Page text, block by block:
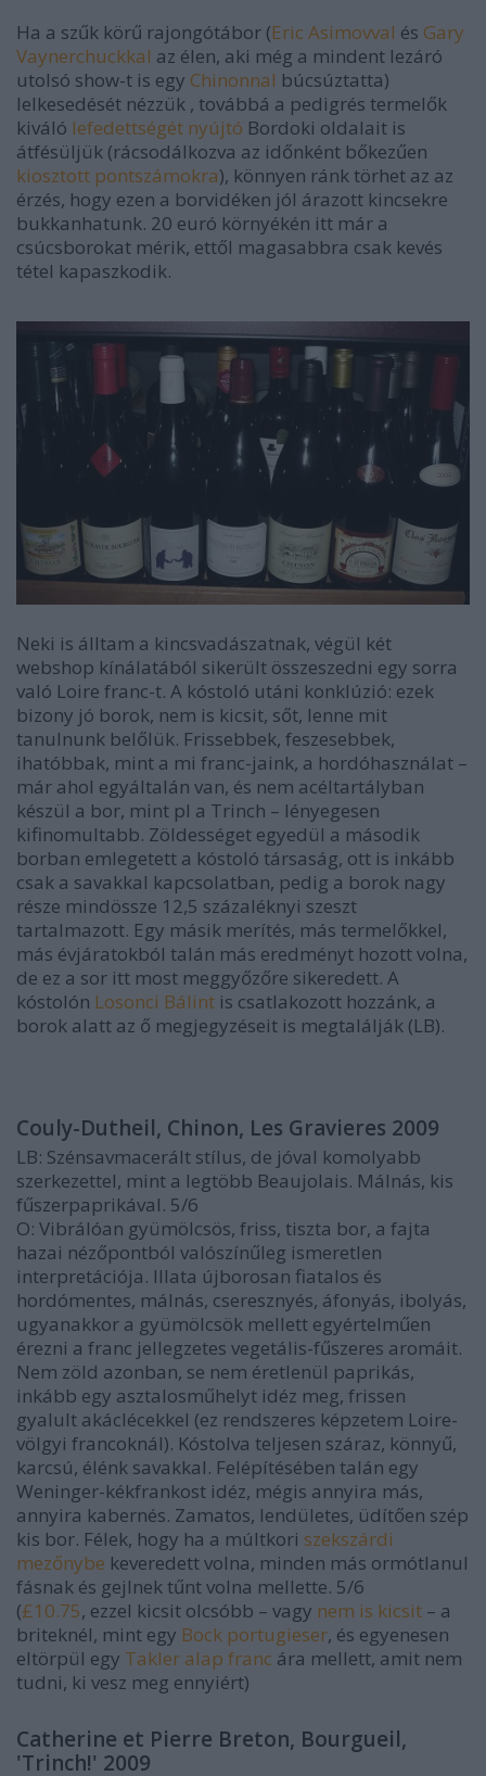
Ha a szűk körű rajongótábor (Eric Asimovval és Gary
Vaynerchuckkal az élen, aki még a mindent lezáró
utolsó show-t is egy Chinonnal búcsúztatta)
lelkesedését nézzük , továbbá a pedigrés termelők
kiváló lefedettségét nyújtó Bordoki oldalait is
átfésüljük (rácsodálkozva az időnként bőkezűen
kiosztott pontszámokra), könnyen ránk törhet az az
érzés, hogy ezen a borvidéken jól árazott kincsekre
bukkanhatunk. 20 euró környékén itt már a
csúcsborokat mérik, ettől magasabbra csak kevés
tétel kapaszkodik.
Neki is álltam a kincsvadászatnak, végül két
webshop kínálatából sikerült összeszedni egy sorra
való Loire franc-t. A kóstoló utáni konklúzió: ezek
bizony jó borok, nem is kicsit, sőt, lenne mit
tanulnunk belőlük. Frissebbek, feszesebbek,
ihatóbbak, mint a mi franc-jaink, a hordóhasználat –
már ahol egyáltalán van, és nem acéltartályban
készül a bor, mint pl a Trinch – lényegesen
kifinomultabb. Zöldességet egyedül a második
borban emlegetett a kóstoló társaság, ott is inkább
csak a savakkal kapcsolatban, pedig a borok nagy
része mindössze 12,5 százaléknyi szeszt
tartalmazott. Egy másik merítés, más termelőkkel,
más évjáratokból talán más eredményt hozott volna,
de ez a sor itt most meggyőzőre sikeredett. A
kóstolón Losonci Bálint is csatlakozott hozzánk, a
borok alatt az ő megjegyzéseit is megtalálják (LB).
Couly-Dutheil, Chinon, Les Gravieres 2009
LB: Szénsavmacerált stílus, de jóval komolyabb
szerkezettel, mint a legtöbb Beaujolais. Málnás, kis
fűszerpaprikával. 5/6
O: Vibrálóan gyümölcsös, friss, tiszta bor, a fajta
hazai nézőpontból valószínűleg ismeretlen
interpretációja. Illata újborosan fiatalos és
hordómentes, málnás, cseresznyés, áfonyás, ibolyás,
ugyanakkor a gyümölcsök mellett egyértelműen
érezni a franc jellegzetes vegetális-fűszeres aromáit.
Nem zöld azonban, se nem éretlenül paprikás,
inkább egy asztalosműhelyt idéz meg, frissen
gyalult akáclécekkel (ez rendszeres képzetem Loire-
völgyi francoknál). Kóstolva teljesen száraz, könnyű,
karcsú, élénk savakkal. Felépítésében talán egy
Weninger-kékfrankost idéz, mégis annyira más,
annyira kabernés. Zamatos, lendületes, üdítően szép
kis bor. Félek, hogy ha a múltkori szekszárdi
mezőnybe keveredett volna, minden más ormótlanul
fásnak és gejlnek tűnt volna mellette. 5/6
(£10.75, ezzel kicsit olcsóbb – vagy nem is kicsit – a
briteknél, mint egy Bock portugieser, és egyenesen
eltörpül egy Takler alap franc ára mellett, amit nem
tudni, ki vesz meg ennyiért)
Catherine et Pierre Breton, Bourgueil,
'Trinch!' 2009